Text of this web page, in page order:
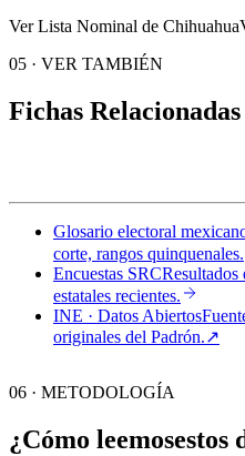
Ver Lista Nominal de Chihuahua
05 · VER TAMBIÉN
Fichas Relacionadas
Glosario electoral
corte, rangos quinquenales.
Encuestas SRCResultados
estatales recientes.
INE · Datos Abiertos
originales del Padrón.↗︎
06 · METODOLOGÍA
¿Cómo leemosestos